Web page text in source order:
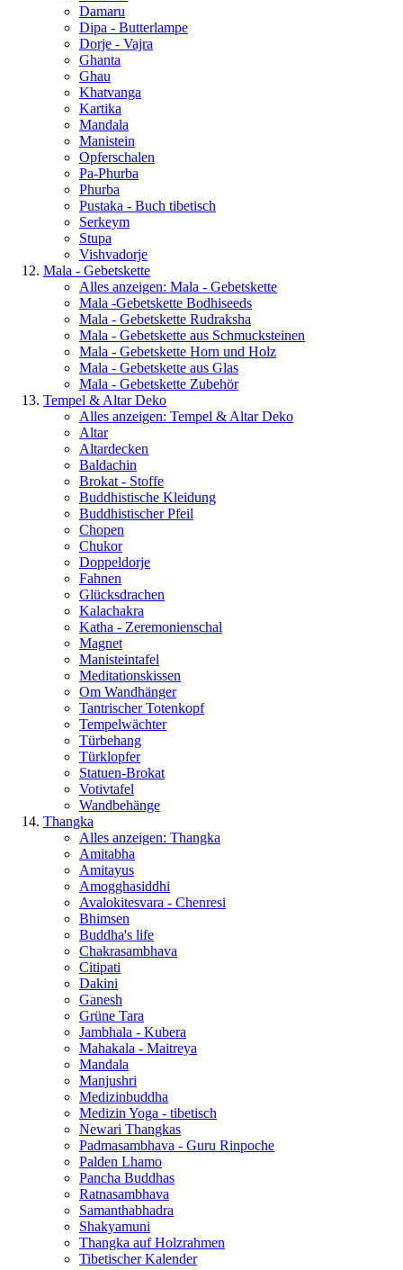
Damaru
Dipa - Butterlampe
Dorje - Vajra
Ghanta
Ghau
Khatvanga
Kartika
Mandala
Manistein
Opferschalen
Pa-Phurba
Phurba
Pustaka - Buch tibetisch
Serkeym
Stupa
Vishvadorje
Mala - Gebetskette
Alles anzeigen: Mala - Gebetskette
Mala -Gebetskette Bodhiseeds
Mala - Gebetskette Rudraksha
Mala - Gebetskette aus Schmucksteinen
Mala - Gebetskette Horn und Holz
Mala - Gebetskette aus Glas
Mala - Gebetskette Zubehör
Tempel & Altar Deko
Alles anzeigen: Tempel & Altar Deko
Altar
Altardecken
Baldachin
Brokat - Stoffe
Buddhistische Kleidung
Buddhistischer Pfeil
Chopen
Chukor
Doppeldorje
Fahnen
Glücksdrachen
Kalachakra
Katha - Zeremonienschal
Magnet
Manisteintafel
Meditationskissen
Om Wandhänger
Tantrischer Totenkopf
Tempelwächter
Türbehang
Türklopfer
Statuen-Brokat
Votivtafel
Wandbehänge
Thangka
Alles anzeigen: Thangka
Amitabha
Amitayus
Amogghasiddhi
Avalokitesvara - Chenresi
Bhimsen
Buddha's life
Chakrasambhava
Citipati
Dakini
Ganesh
Grüne Tara
Jambhala - Kubera
Mahakala - Maitreya
Mandala
Manjushri
Medizinbuddha
Medizin Yoga - tibetisch
Newari Thangkas
Padmasambhava - Guru Rinpoche
Palden Lhamo
Pancha Buddhas
Ratnasambhava
Samanthabhadra
Shakyamuni
Thangka auf Holzrahmen
Tibetischer Kalender